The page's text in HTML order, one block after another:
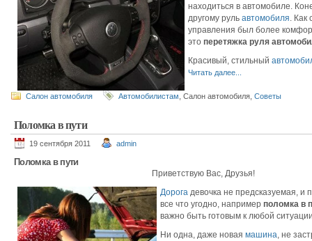
находиться в автомобиле.
другому руль автомобиля. Как
управления был более
это перетяжка руля
Красивый, стильный
Читать далее...
Салон автомобиля Автомобилистам , Салон автомобиля, Советы
Поломка в пути
19 сентября 2011 admin
Поломка в пути
Приветствую Вас, Друзья!
Дорога девочка не предсказуемая, и
все что угодно, например поломка в
важно быть готовым к любой
Ни одна, даже новая машина, не